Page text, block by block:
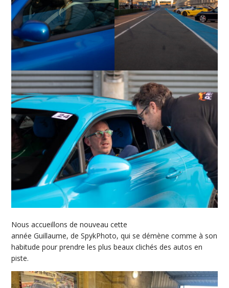
Nous accueillons de nouveau cette
année Guillaume, de SpykPhoto, qui se démène comme à son
habitude pour prendre les plus beaux clichés des autos en
piste.